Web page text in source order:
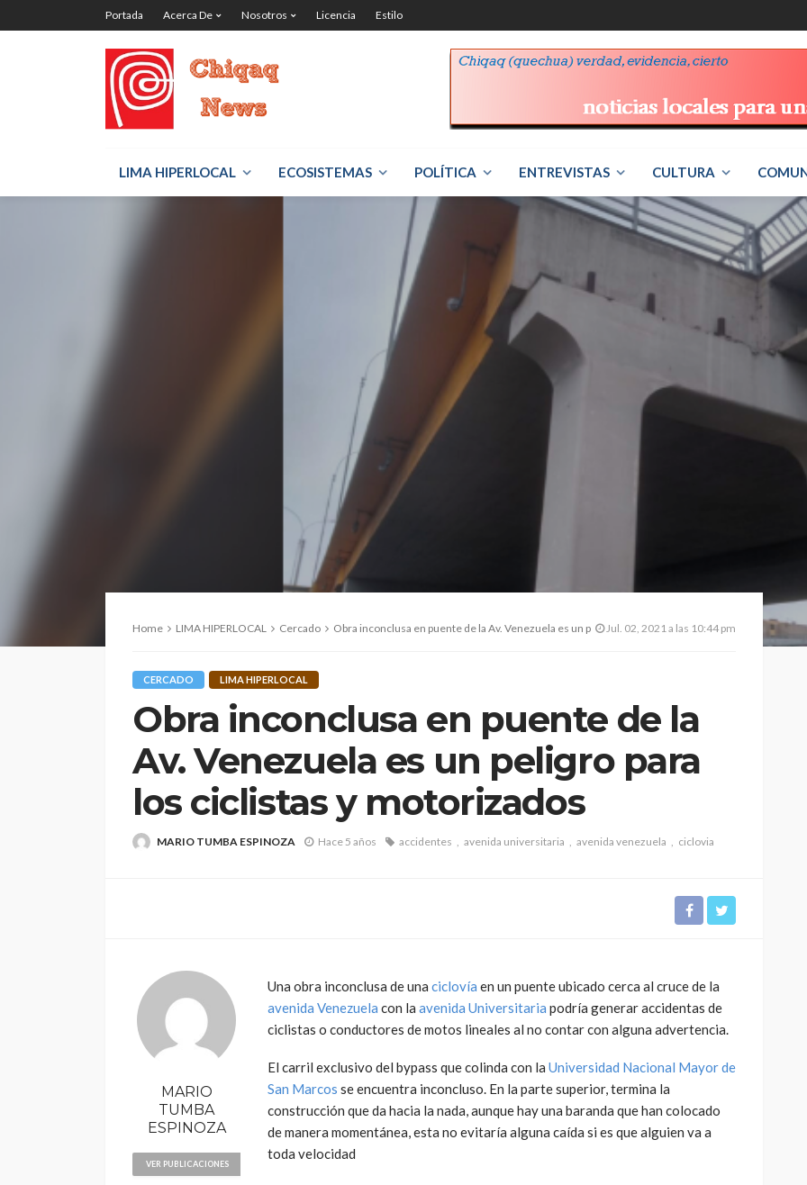
Portada Acerca De Nosotros Licencia Estilo
LIMA HIPERLOCAL ECOSISTEMAS POLÍTICA ENTREVISTAS CULTURA
Home LIMA HIPERLOCAL Cercado Obra inconclusa en puente de la Av. Venezuela es un peligro para los ciclistas y motorizados
Jul. 02, 2021 a las 10:44 pm
CERCADO LIMA HIPERLOCAL
Obra inconclusa en puente de la
Av. Venezuela es un peligro para
los ciclistas y motorizados
MARIO TUMBA ESPINOZA Hace 5 años accidentes avenida universitaria avenida venezuela ciclovia
Una obra inconclusa de una ciclovía en un puente ubicado cerca al cruce de la
avenida Venezuela con la avenida Universitaria podría generar accidentas de
ciclistas o conductores de motos lineales al no contar con alguna advertencia.
El carril exclusivo del bypass que colinda con la Universidad Nacional Mayor de
San Marcos se encuentra inconcluso. En la parte superior, termina la
construcción que da hacia la nada, aunque hay una baranda que han colocado
de manera momentánea, esta no evitaría alguna caída si es que alguien va a
toda velocidad
MARIO
TUMBA
ESPINOZA
VER PUBLICACIONES
Periodistas de TV Perú son
despedidos en nueva
gestión en IRTP
1.11K
El público como
protagonista en la
revitalización del teatro